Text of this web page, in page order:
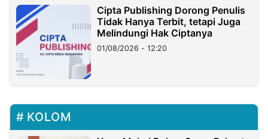
Cipta Publishing Dorong Penulis
Tidak Hanya Terbit, tetapi Juga
Melindungi Hak Ciptanya
01/08/2026 - 12:20
KOLOM